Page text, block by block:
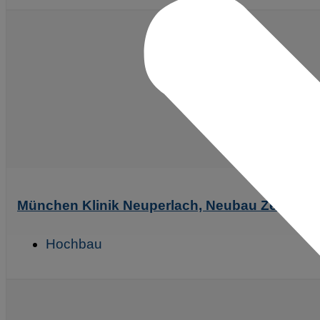
München Klinik Neuperlach, Neubau
Hochbau